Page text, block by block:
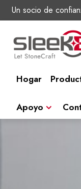
Un socio de
Hogar
Apoyo